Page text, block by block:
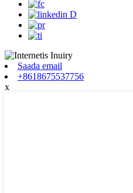
Saada email
+8618675537756
x